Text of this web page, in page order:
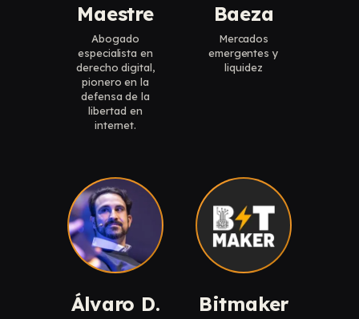
Maestre
Abogado
especialista en
derecho digital,
pionero en la
defensa de la
libertad en
internet.
Baeza
Mercados
emergentes y
liquidez
Álvaro D.
Bitmaker